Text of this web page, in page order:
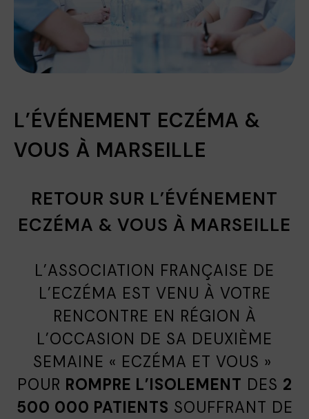
L’ÉVÉNEMENT ECZÉMA &
VOUS À MARSEILLE
RETOUR SUR L’ÉVÉNEMENT
ECZÉMA & VOUS À MARSEILLE
L’ASSOCIATION FRANÇAISE DE
L’ECZÉMA EST VENU À VOTRE
RENCONTRE EN RÉGION À
L’OCCASION DE SA DEUXIÈME
SEMAINE « ECZÉMA ET VOUS »
POUR ROMPRE L’ISOLEMENT DES 2
500 000 PATIENTS SOUFFRANT DE